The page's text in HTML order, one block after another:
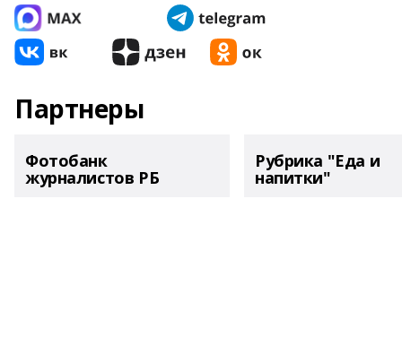
Партнеры
Фотобанк
журналистов РБ
Рубрика "Еда и
напитки"